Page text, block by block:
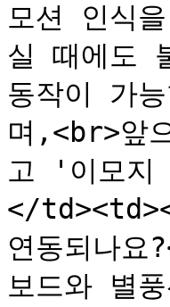
모션 인식
실 때에도
동작이 가
며,<br>앞
고 '이모지
</
연동되나
보드와 별